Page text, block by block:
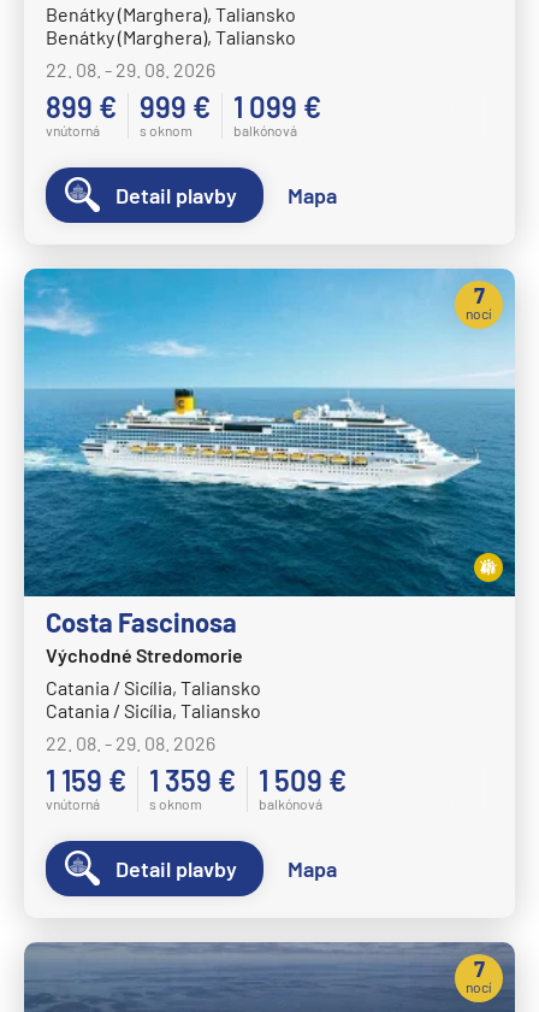
Benátky (Marghera), Taliansko
Benátky (Marghera), Taliansko
22. 08. - 29. 08. 2026
899 €
vnútorná
999 €
s oknom
1 099 €
balkónová
Detail plavby Mapa
Costa Fascinosa
Východné Stredomorie
Catania / Sicília, Taliansko
Catania / Sicília, Taliansko
22. 08. - 29. 08. 2026
1 159 €
vnútorná
1 359 €
s oknom
1 509 €
balkónová
7
nocí
Detail plavby Mapa
7
nocí